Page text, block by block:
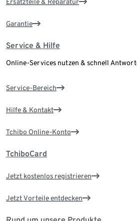
Garantie
Service & Hilfe
Online-Services nutzen & schnell
Service-Bereich
Hilfe & Kontakt
Tchibo Online-Konto
TchiboCard
Jetzt kostenlos registrieren
Jetzt Vorteile entdecken